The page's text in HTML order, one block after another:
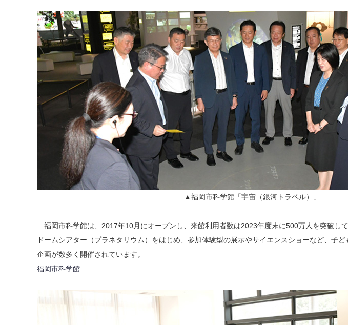
▲福岡市科学館「宇宙（銀河トラベル）」
福岡市科学館は、2017年10月にオープンし、来館利用者数は2023年度末に500万人を突破して
ドームシアター（プラネタリウム）をはじめ、参加体験型の展示やサイエンスショーなど、子
企画が数多く開催されています。
福岡市科学館